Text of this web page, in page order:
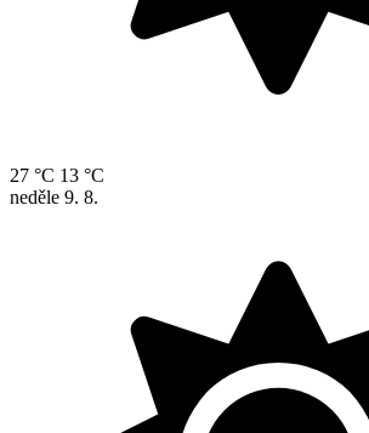
27 °C 13 °C
neděle 9. 8.